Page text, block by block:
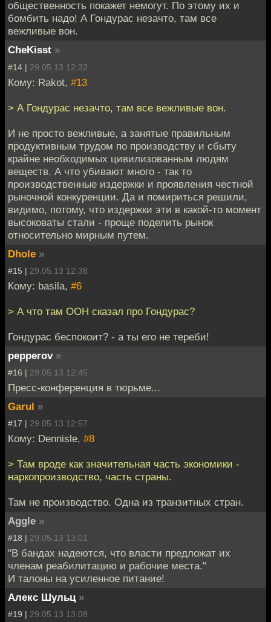
общественность покажет немогут. По этому их и
бомбить надо! А Гондурас незачто, там все
вежливые вон.
CheKisst »
#14 | 29.05.13 12:32
Кому: Rakot, #13
> А Гондурас незачто, там все вежливые вон.
И не просто вежливые, а занятые правильным
продуктивным трудом по производству и сбыту
крайне необходимых цивилизованным людям
веществ. А что убивают много - так то
производственные издержки и проявления честной
рыночной конкуренции. Да и помириться решили,
видимо, потому, что издержки эти в какой-то момент
высоковаты стали - проще поделить рынок
относительно мирным путем.
Dhole »
#15 | 29.05.13 12:38
Кому: basila, #6
> А что там ООН сказал про Гондурас?
Гондурас беспокоит? - а ты его не тереби!
pepperov »
#16 | 29.05.13 12:45
Пресс-конференция в тюрьме...
Garul »
#17 | 29.05.13 12:57
Кому: Dennisle, #8
> Там вроде как значительная часть экономики -
наркопроизводство, часть страны.
Там не производство. Одна из транзитных стран.
Aggle »
#18 | 29.05.13 13:01
"В бандах надеются, что власти предложат их
членам реабилитацию и рабочие места."
И талоны на усиленное питание!
Алекс Шульц »
#19 | 29.05.13 13:08